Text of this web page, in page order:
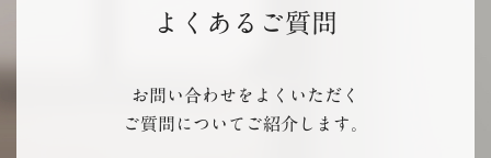
よくあるご質問
お問い合わせをよくいただく
ご質問についてご紹介します。